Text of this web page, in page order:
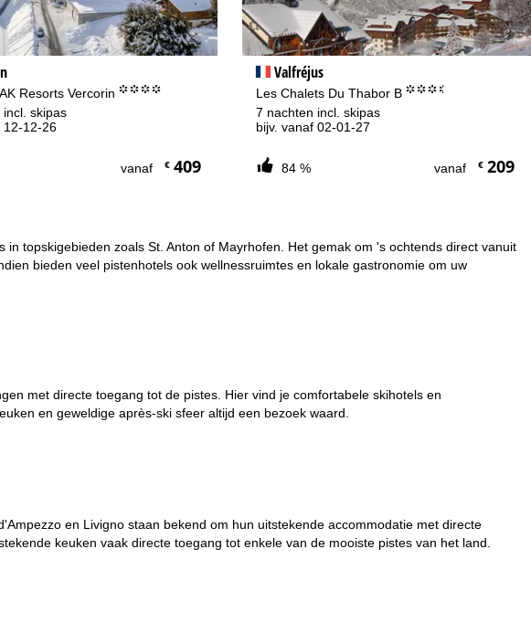
Resorts Vercorin°°°°
skipas
12-12-26
vanaf €409
Valfréjus
Les Chalets Du Thabor B°°°.
7 nachten incl. skipas
bijv. vanaf 02-01-27
84 % vanaf €209
topskigebieden zoals St. Anton of Mayrhofen. Het gemak om 's ochtends direct vanuit
bieden veel pistenhotels ook wellnessruimtes en lokale gastronomie om uw
met directe toegang tot de pistes. Hier vind je comfortabele skihotels en
en geweldige après-ski sfeer altijd een bezoek waard.
en Livigno staan bekend om hun uitstekende accommodatie met directe
keuken vaak directe toegang tot enkele van de mooiste pistes van het land.